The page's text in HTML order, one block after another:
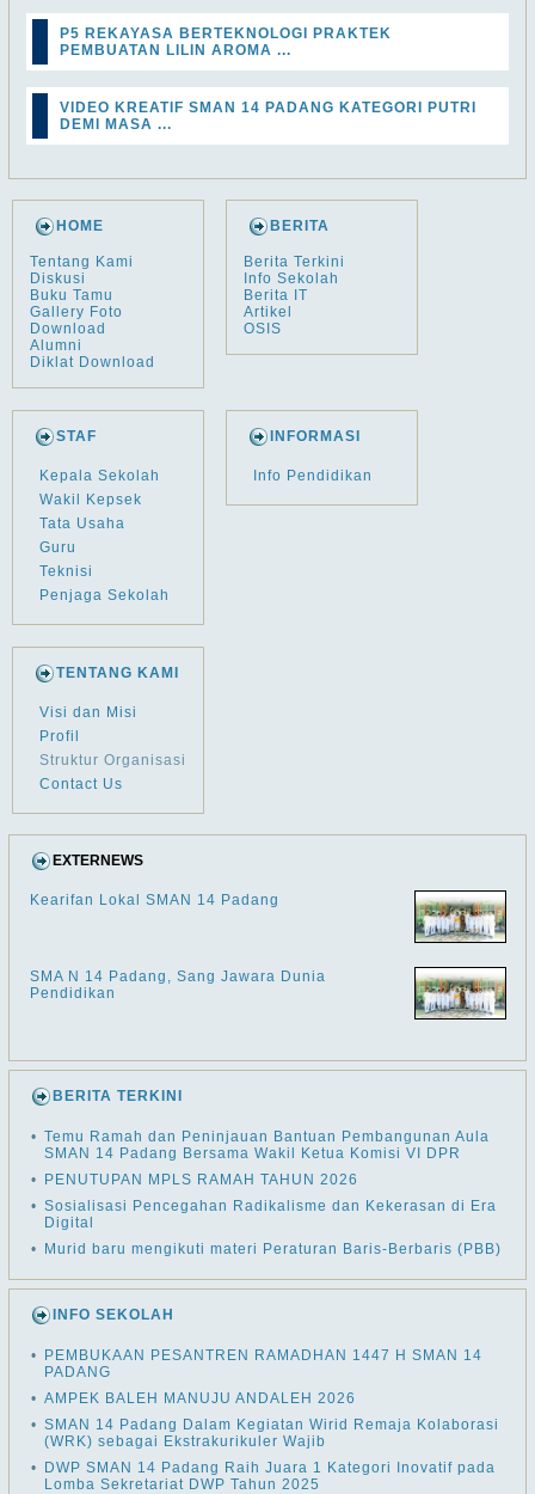
P5 REKAYASA BERTEKNOLOGI PRAKTEK
PEMBUATAN LILIN AROMA ...
VIDEO KREATIF SMAN 14 PADANG KATEGORI PUTRI
DEMI MASA ...
HOME
Tentang Kami
Diskusi
Buku Tamu
Gallery Foto
Download
Alumni
Diklat Download
BERITA
Berita Terkini
Info Sekolah
Berita IT
Artikel
OSIS
STAF
Kepala Sekolah
Wakil Kepsek
Tata Usaha
Guru
Teknisi
Penjaga Sekolah
INFORMASI
Info Pendidikan
TENTANG KAMI
Visi dan Misi
Profil
Struktur Organisasi
Contact Us
EXTERNEWS
Kearifan Lokal SMAN 14 Padang
SMA N 14 Padang, Sang Jawara Dunia
Pendidikan
BERITA TERKINI
• Temu Ramah dan Peninjauan Bantuan Pembangunan Aula
SMAN 14 Padang Bersama Wakil Ketua Komisi VI DPR
•
PENUTUPAN MPLS RAMAH TAHUN 2026
• Sosialisasi Pencegahan Radikalisme dan Kekerasan di Era
Digital
•
Murid baru mengikuti materi Peraturan Baris-Berbaris (PBB)
INFO SEKOLAH
•
PEMBUKAAN PESANTREN RAMADHAN 1447 H SMAN 14
PADANG
• AMPEK BALEH MANUJU ANDALEH 2026
• SMAN 14 Padang Dalam Kegiatan Wirid Remaja Kolaborasi
(WRK) sebagai Ekstrakurikuler Wajib
•
DWP SMAN 14 Padang Raih Juara 1 Kategori Inovatif pada
Lomba Sekretariat DWP Tahun 2025